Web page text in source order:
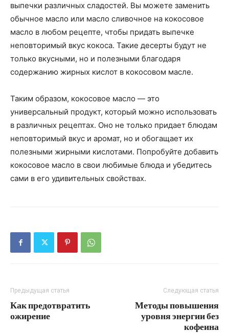
выпечки различных сладостей. Вы можете заменить
обычное масло или масло сливочное на кокосовое
масло в любом рецепте, чтобы придать выпечке
неповторимый вкус кокоса. Такие десерты будут не
только вкусными, но и полезными благодаря
содержанию жирных кислот в кокосовом масле.
Таким образом, кокосовое масло — это
универсальный продукт, который можно использовать
в различных рецептах. Оно не только придает блюдам
неповторимый вкус и аромат, но и обогащает их
полезными жирными кислотами. Попробуйте добавить
кокосовое масло в свои любимые блюда и убедитесь
сами в его удивительных свойствах.
Предыдущая статья
Как предотвратить
ожирение
Следующая статья
Методы повышения
уровня энергии без
кофеина